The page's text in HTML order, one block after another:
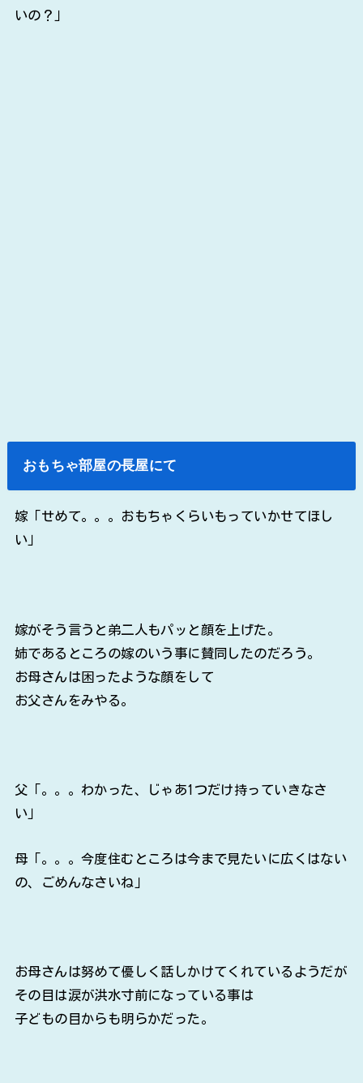
いの？」
おもちゃ部屋の長屋にて
嫁「せめて。。。おもちゃくらいもっていかせてほし
い」
嫁がそう言うと弟二人もパッと顔を上げた。
姉であるところの嫁のいう事に賛同したのだろう。
お母さんは困ったような顔をして
お父さんをみやる。
父「。。。わかった、じゃあ1つだけ持っていきなさ
い」
母「。。。今度住むところは今まで見たいに広くはない
の、ごめんなさいね」
お母さんは努めて優しく話しかけてくれているようだが
その目は涙が洪水寸前になっている事は
子どもの目からも明らかだった。